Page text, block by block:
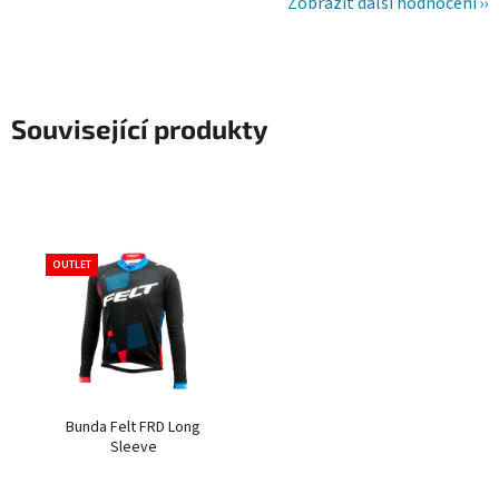
Související produkty
OUTLET
Bunda Felt FRD Long
Sleeve